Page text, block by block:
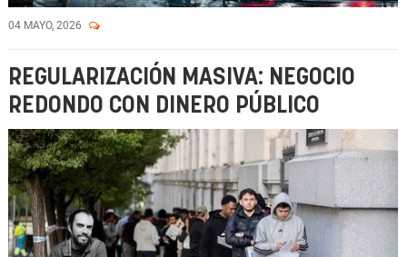
04 MAYO, 2026
REGULARIZACIÓN MASIVA: NEGOCIO
REDONDO CON DINERO PÚBLICO